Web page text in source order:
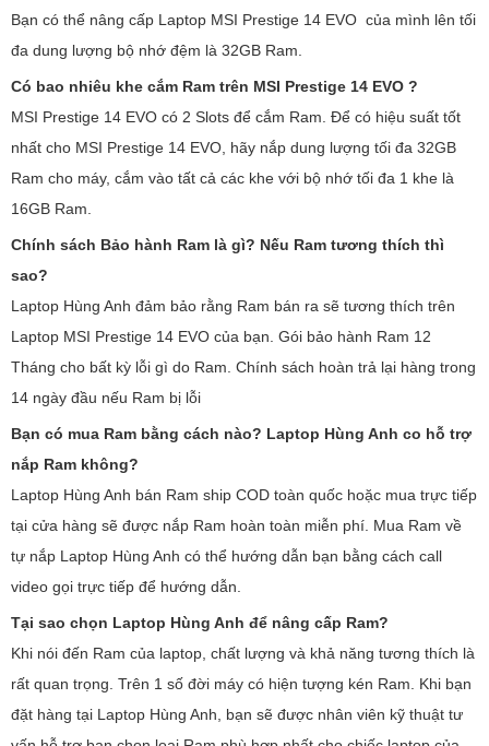
Bạn có thể nâng cấp Laptop MSI Prestige 14 EVO của mình lên tối
đa dung lượng bộ nhớ đệm là 32GB Ram.
Có bao nhiêu khe cắm Ram trên MSI Prestige 14 EVO ?
MSI Prestige 14 EVO có 2 Slots để cắm Ram. Để có hiệu suất tốt
nhất cho MSI Prestige 14 EVO, hãy nắp dung lượng tối đa 32GB
Ram cho máy, cắm vào tất cả các khe với bộ nhớ tối đa 1 khe là
16GB Ram.
Chính sách Bảo hành Ram là gì? Nếu Ram tương thích thì
sao?
Laptop Hùng Anh đảm bảo rằng Ram bán ra sẽ tương thích trên
Laptop MSI Prestige 14 EVO của bạn. Gói bảo hành Ram 12
Tháng cho bất kỳ lỗi gì do Ram. Chính sách hoàn trả lại hàng trong
14 ngày đầu nếu Ram bị lỗi
Bạn có mua Ram bằng cách nào? Laptop Hùng Anh co hỗ trợ
nắp Ram không?
Laptop Hùng Anh bán Ram ship COD toàn quốc hoặc mua trực tiếp
tại cửa hàng sẽ được nắp Ram hoàn toàn miễn phí. Mua Ram về
tự nắp Laptop Hùng Anh có thể hướng dẫn bạn bằng cách call
video gọi trực tiếp để hướng dẫn.
Tại sao chọn Laptop Hùng Anh để nâng cấp Ram?
Khi nói đến Ram của laptop, chất lượng và khả năng tương thích là
rất quan trọng. Trên 1 số đời máy có hiện tượng kén Ram. Khi bạn
đặt hàng tại Laptop Hùng Anh, bạn sẽ được nhân viên kỹ thuật tư